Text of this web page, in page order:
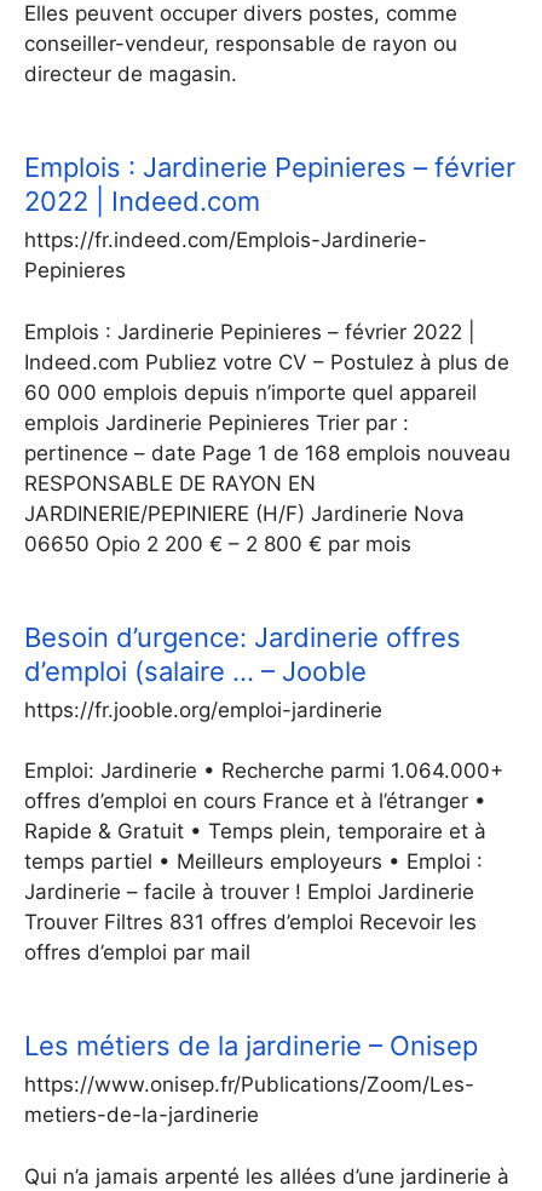
Elles peuvent occuper divers postes, comme
conseiller-vendeur, responsable de rayon ou
directeur de magasin.
Emplois : Jardinerie Pepinieres – février
2022 | Indeed.com
https://fr.indeed.com/Emplois-Jardinerie-
Pepinieres
Emplois : Jardinerie Pepinieres – février 2022 |
Indeed.com Publiez votre CV – Postulez à plus de
60 000 emplois depuis n’importe quel appareil
emplois Jardinerie Pepinieres Trier par :
pertinence – date Page 1 de 168 emplois nouveau
RESPONSABLE DE RAYON EN
JARDINERIE/PEPINIERE (H/F) Jardinerie Nova
06650 Opio 2 200 € – 2 800 € par mois
Besoin d’urgence: Jardinerie offres
d’emploi (salaire … – Jooble
https://fr.jooble.org/emploi-jardinerie
Emploi: Jardinerie • Recherche parmi 1.064.000+
offres d’emploi en cours France et à l’étranger •
Rapide & Gratuit • Temps plein, temporaire et à
temps partiel • Meilleurs employeurs • Emploi :
Jardinerie – facile à trouver ! Emploi Jardinerie
Trouver Filtres 831 offres d’emploi Recevoir les
offres d’emploi par mail
Les métiers de la jardinerie – Onisep
https://www.onisep.fr/Publications/Zoom/Les-
metiers-de-la-jardinerie
Qui n’a jamais arpenté les allées d’une jardinerie à